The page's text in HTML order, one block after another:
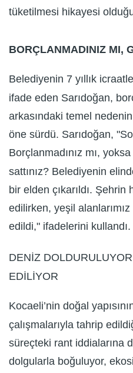
tüketilmesi hikayesi
BORÇLANMADINIZ MI,
Belediyenin 7 yıllık
ifade eden Sarıdoğan,
arkasındaki temel
öne sürdü. Sarıdoğan,
Borçlanmadınız mı,
sattınız? Belediyenin
bir elden çıkarıldı.
edilirken, yeşil alanlarımız
edildi," ifadelerini kullandı.
DENİZ
EDİLİYOR
Kocaeli’nin doğal
çalışmalarıyla tahrip
süreçteki rant iddialarına
dolgularla boğuluyor,